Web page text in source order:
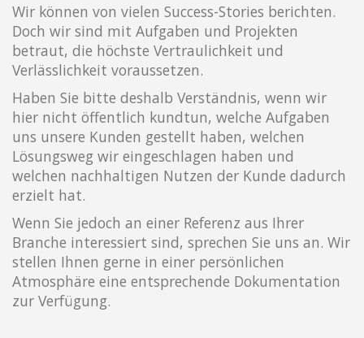
Wir können von vielen Success-Stories berichten.
Doch wir sind mit Aufgaben und Projekten
betraut, die höchste Vertraulichkeit und
Verlässlichkeit voraussetzen.
Haben Sie bitte deshalb Verständnis, wenn wir
hier nicht öffentlich kundtun, welche Aufgaben
uns unsere Kunden gestellt haben, welchen
Lösungsweg wir eingeschlagen haben und
welchen nachhaltigen Nutzen der Kunde dadurch
erzielt hat.
Wenn Sie jedoch an einer Referenz aus Ihrer
Branche interessiert sind, sprechen Sie uns an. Wir
stellen Ihnen gerne in einer persönlichen
Atmosphäre eine entsprechende Dokumentation
zur Verfügung.